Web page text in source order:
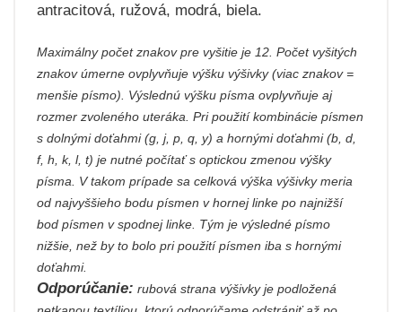
antracitová, ružová, modrá, biela.
Maximálny počet znakov pre vyšitie je 12. Počet vyšitých
znakov úmerne ovplyvňuje výšku výšivky (viac znakov =
menšie písmo). Výslednú výšku písma ovplyvňuje aj
rozmer zvoleného uteráka. Pri použití kombinácie písmen
s dolnými doťahmi (g, j, p, q, y) a hornými doťahmi (b, d,
f, h, k, l, t) je nutné počítať s optickou zmenou výšky
písma. V takom prípade sa celková výška výšivky meria
od najvyššieho bodu písmen v hornej linke po najnižší
bod písmen v spodnej linke. Tým je výsledné písmo
nižšie, než by to bolo pri použití písmen iba s hornými
doťahmi.
Odporúčanie: rubová strana výšivky je podložená